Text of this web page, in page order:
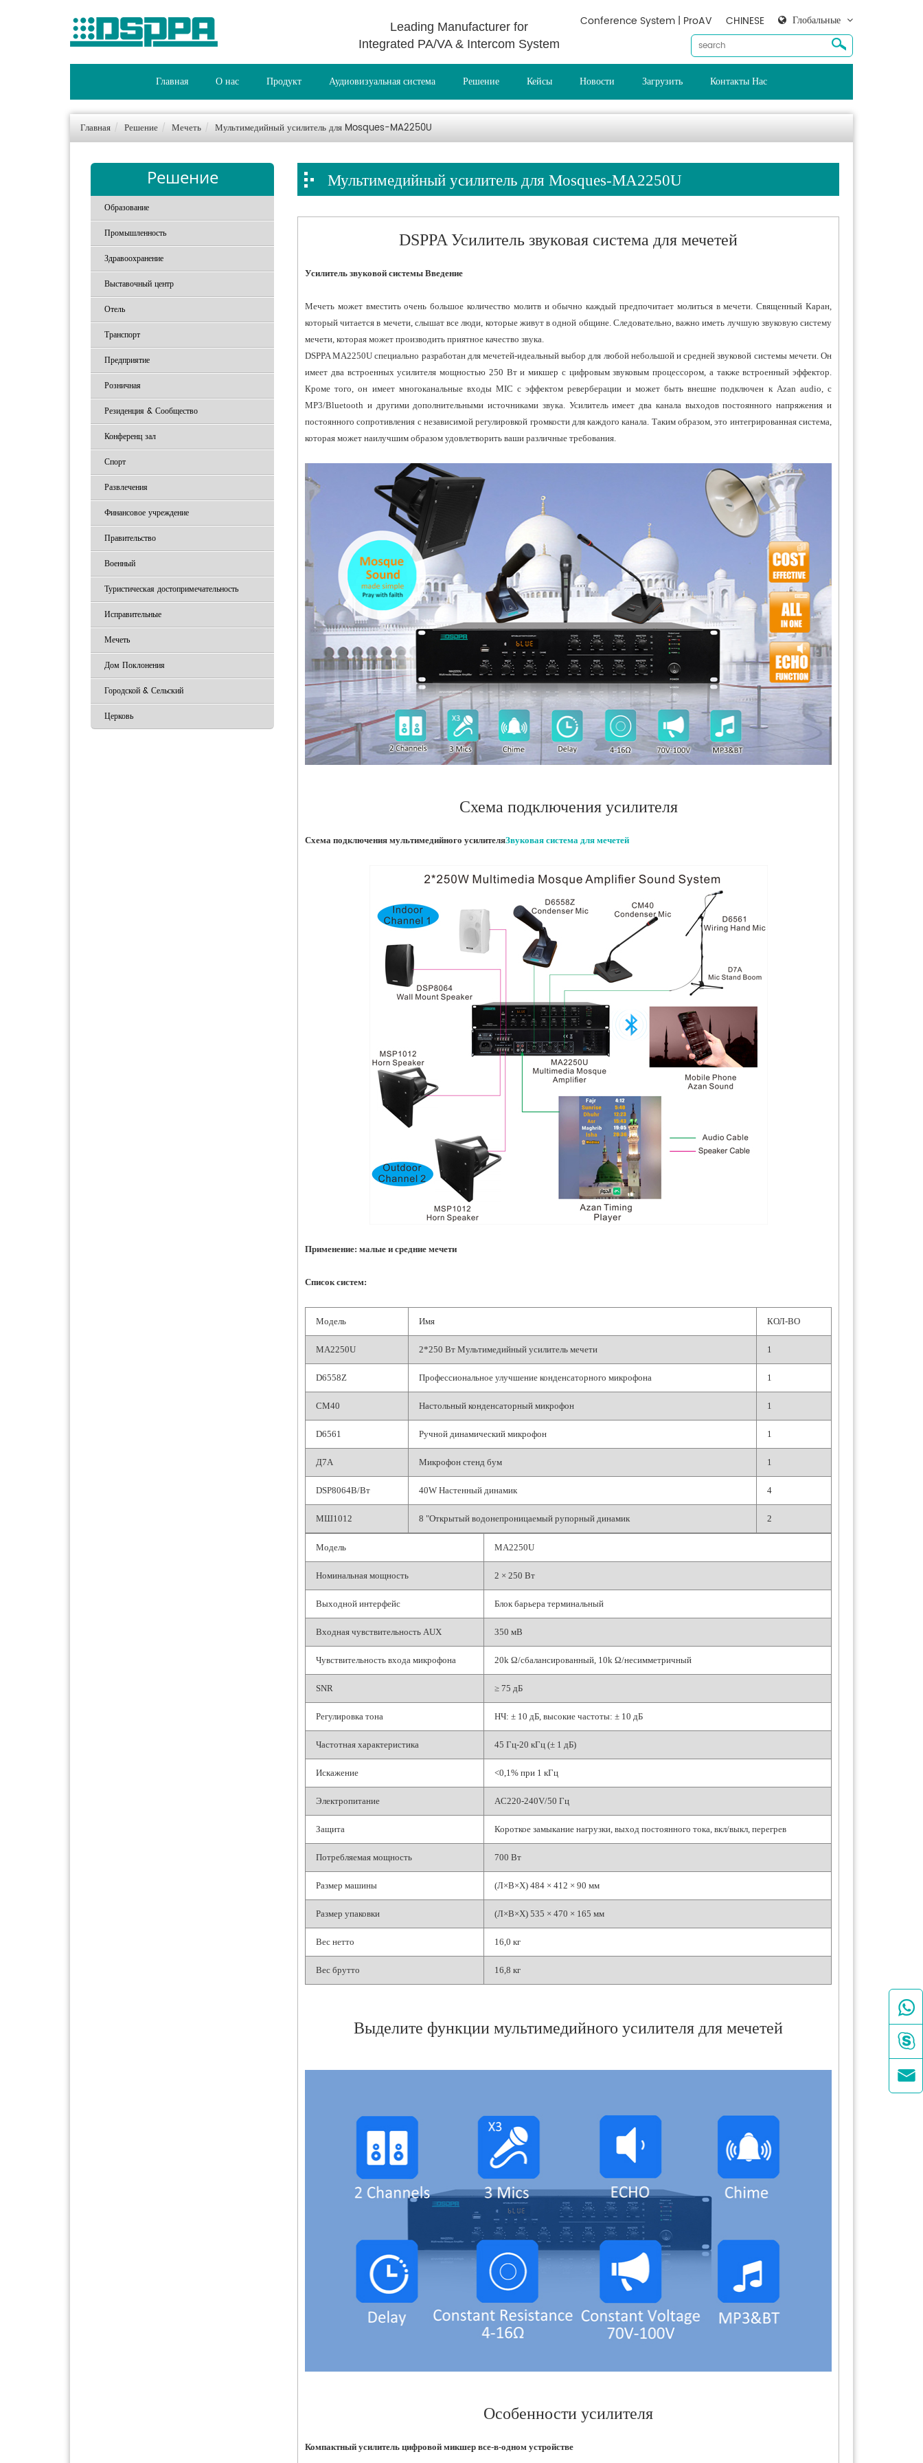
Leading Manufacturer for
Integrated PA/VA & Intercom System
Глобальные
CHINESE
Conference System | ProAV
Главная О нас Продукт Аудиовизуальная система Решение Кейсы Новости Загрузить Контакты Нас
Главная Решение Мечеть Мультимедийный усилитель для Mosques-MA2250U
Решение
Образование
Промышленность
Здравоохранение
Выставочный центр
Отель
Транспорт
Предприятие
Розничная
Резиденция & Сообщество
Конференц зал
Спорт
Развлечения
Финансовое учреждение
Правительство
Военный
Туристическая достопримечательность
Исправительные
Мечеть
Дом Поклонения
Городской & Сельский
Церковь
Мультимедийный усилитель для Mosques-MA2250U
DSPPA Усилитель звуковая система для мечетей
Усилитель звуковой системы Введение
Мечеть может вместить очень большое количество молитв и обычно каждый предпочитает молиться в мечети. Священный Каран,
который читается в мечети, слышат все люди, которые живут в одной общине. Следовательно, важно иметь лучшую звуковую систему
мечети, которая может производить приятное качество звука.
DSPPA MA2250U специально разработан для мечетей-идеальный выбор для любой небольшой и средней звуковой системы мечети. Он
имеет два встроенных усилителя мощностью 250 Вт и микшер с цифровым звуковым процессором, а также встроенный эффектор.
Кроме того, он имеет многоканальные входы MIC с эффектом реверберации и может быть внешне подключен к Azan audio, с
MP3/Bluetooth и другими дополнительными источниками звука. Усилитель имеет два канала выходов постоянного напряжения и
постоянного сопротивления с независимой регулировкой громкости для каждого канала. Таким образом, это интегрированная система,
которая может наилучшим образом удовлетворить ваши различные требования.
Схема подключения усилителя
Схема подключения мультимедийного усилителяЗвуковая система для мечетей
Применение: малые и средние мечети
Список систем:
Модель Имя КОЛ-ВО
MA2250U 2*250 Вт Мультимедийный усилитель мечети 1
D6558Z Профессиональное улучшение конденсаторного микрофона 1
СМ40 Настольный конденсаторный микрофон 1
D6561 Ручной динамический микрофон 1
Д7А Микрофон стенд бум 1
DSP8064B/Вт 40W Настенный динамик 4
МШ1012 8 "Открытый водонепроницаемый рупорный динамик 2
Модель MA2250U
Номинальная мощность 2 × 250 Вт
Выходной интерфейс Блок барьера терминальный
Входная чувствительность AUX 350 мВ
Чувствительность входа микрофона 20k Ω/сбалансированный, 10k Ω/несимметричный
SNR ≥ 75 дБ
Регулировка тона НЧ: ± 10 дБ, высокие частоты: ± 10 дБ
Частотная характеристика 45 Гц-20 кГц (± 1 дБ)
Искажение <0,1% при 1 кГц
Электропитание AC220-240V/50 Гц
Защита Короткое замыкание нагрузки, выход постоянного тока, вкл/выкл, перегрев
Потребляемая мощность 700 Вт
Размер машины (Л×В×Х) 484 × 412 × 90 мм
Размер упаковки (Л×В×Х) 535 × 470 × 165 мм
Вес нетто 16,0 кг
Вес брутто 16,8 кг
Выделите функции мультимедийного усилителя для мечетей
Особенности усилителя
Компактный усилитель цифровой микшер все-в-одном устройстве


